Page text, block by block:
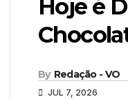
Hoje é
By Redação - VO
JUL 7, 2026